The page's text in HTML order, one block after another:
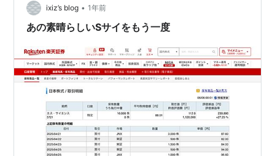
マ？？ 「上ひげ、下ひげが共に長く、実体が短く、上昇
期待感の中に気迷いがあり、相場の転換を暗示していま
ixiz’s blog • 1年前
あの素晴らしいSサイをもう一度